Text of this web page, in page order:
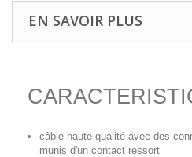
EN SAVOIR PLUS
câble haute qualité avec des
munis d'un contact ressort